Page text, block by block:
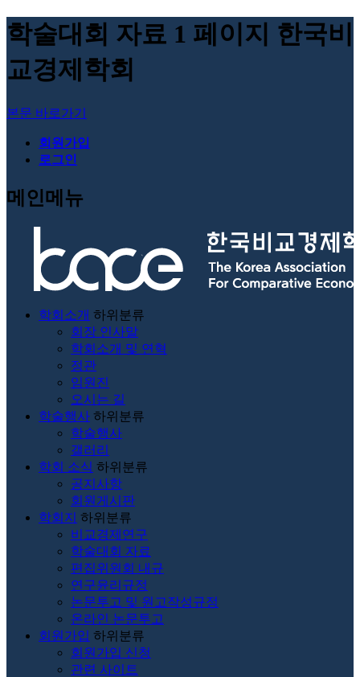
학술대회 자료 1 페이지 한국비
교경제학회
본문 바로가기
회원가입
로그인
메인메뉴
학회소개 하위분류
회장 인사말
학회소개 및 연혁
정관
임원진
오시는 길
학술행사 하위분류
학술행사
갤러리
학회 소식 하위분류
공지사항
회원게시판
학회지 하위분류
비교경제연구
학술대회 자료
편집위원회 내규
연구윤리규정
논문투고 및 원고작성규정
온라인 논문투고
회원가입 하위분류
회원가입 신청
관련 사이트